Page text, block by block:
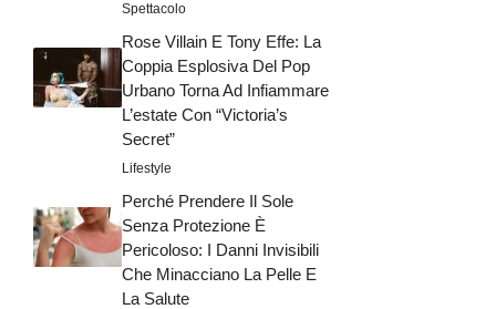
Spettacolo
Rose Villain E Tony Effe: La
Coppia Esplosiva Del Pop
Urbano Torna Ad Infiammare
L’estate Con “Victoria’s
Secret”
Lifestyle
Perché Prendere Il Sole
Senza Protezione È
Pericoloso: I Danni Invisibili
Che Minacciano La Pelle E
La Salute